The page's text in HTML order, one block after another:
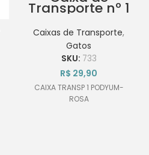
Transporte nº 1
Podyum cor
Rosa
Caixas de Transporte,
Gatos
SKU: 733
R$ 29,90
CAIXA TRANSP 1 PODYUM-
ROSA